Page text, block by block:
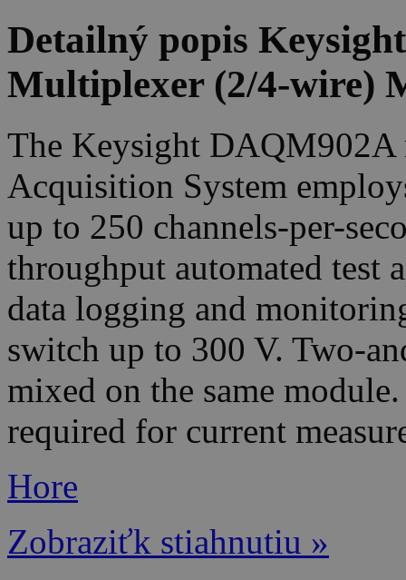
Detailný popis
Multiplexer (2/4-wire)
The Keysight
Acquisition System
up to 250 channels-per-
throughput automated test
data logging and
switch up to 300 V. Two-
mixed on the same
required for current
Hore
Zobraziťk stiahnutiu »